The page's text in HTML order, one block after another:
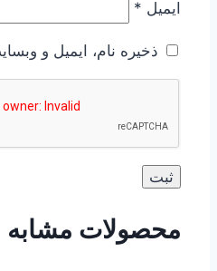
ایمیل *
ذخیره نام، ایمیل و
محصولات مشابه